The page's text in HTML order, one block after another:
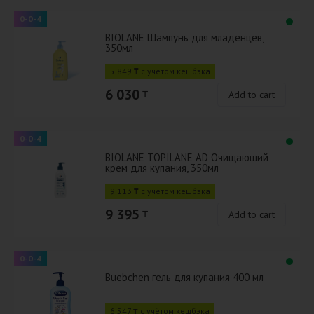
0-0-4
BIOLANE Шампунь для младенцев,
350мл
5 849 ₸ с учётом кешбэка
6 030 ₸ Add to cart
0-0-4
BIOLANE TOPILANE AD Очищающий
крем для купания, 350мл
9 113 ₸ с учётом кешбэка
9 395 ₸ Add to cart
0-0-4
Buebchen гель для купания 400 мл
6 547 ₸ с учётом кешбэка